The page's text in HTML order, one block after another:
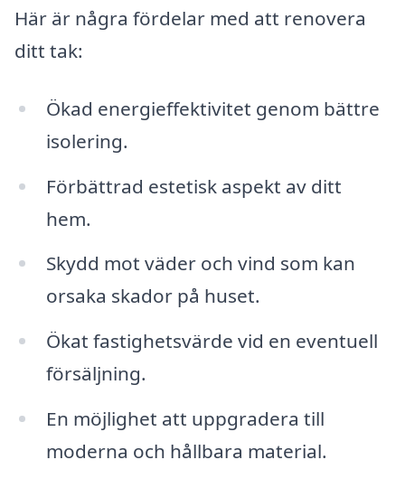
Här är några fördelar med att renovera
ditt tak:
Ökad energieffektivitet genom bättre
isolering.
Förbättrad estetisk aspekt av ditt
hem.
Skydd mot väder och vind som kan
orsaka skador på huset.
Ökat fastighetsvärde vid en eventuell
försäljning.
En möjlighet att uppgradera till
moderna och hållbara material.